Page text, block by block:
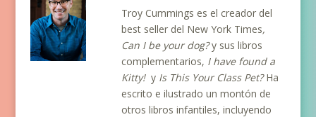
Troy Cummings es el creador del
best seller del New York Times,
Can I be your dog?y sus libros
complementarios, I have found a
Kitty!y Is This Your Class Pet?Ha
escrito e ilustrado un montón de
otros libros infantiles, incluyendo